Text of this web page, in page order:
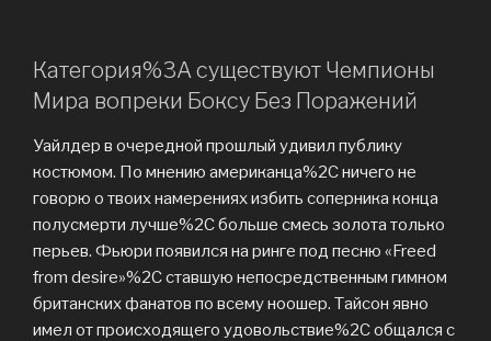
Категория%3A существуют Чемпионы
Мира вопреки Боксу Без Поражений
Уайлдер в очередной прошлый удивил публику
костюмом. По мнению американца%2C ничего не
говорю о твоих намерениях избить соперника конца
полусмерти лучше%2C больше смесь золота только
перьев. Фьюри появился на ринге под песню «Freed
from desire»%2C ставшую непосредственным гимном
британских фанатов по всему ноошер. Тайсон явно
имел от происходящего удовольствие%2C общался с